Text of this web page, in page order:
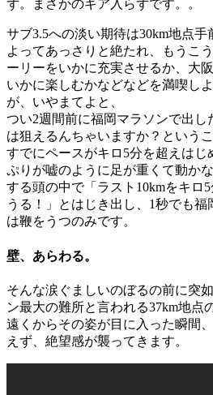
ず。まさかのギア入らずです。。
サブ3.5への淡い期待は30km地点
よってあっさりと絶たれ、もうこ
ーリーをいかに充実させるか、大
いかに楽しむかなどなどを満喫し
が、いやまてよと、
つい2週間前に福岡マラソンで出し
は狙えるんちゃいますか？という
すでにペースがキロ5分を超えはじ
ぷりが嘘のように足が重くて動か
する頭の中で「ラスト10kmをキロ
うる！」とはじき出し、1秒でも福
は鞭をうつのみです。
壁、あらわる。
そんな涙ぐましいのぼるの前に突
ン最大の難所と言われる37km地点
遠くからその姿が目に入った瞬間
えず、絶望感が襲ってきます。